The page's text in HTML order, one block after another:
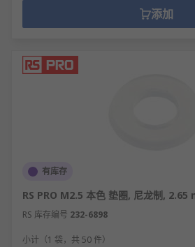
铁路系统：轨道紧固件中使用
圈。
要求。
添加
有库存
RS PRO M2.5 本色 垫圈, 尼龙制, 2.65
RS 库存编号 232-6898
小计（1 袋，共 50 件）